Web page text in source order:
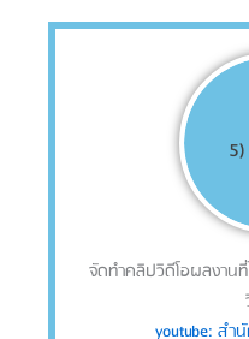
จัดทำคลิปวิดีโอผลงาน
youtube: สำ